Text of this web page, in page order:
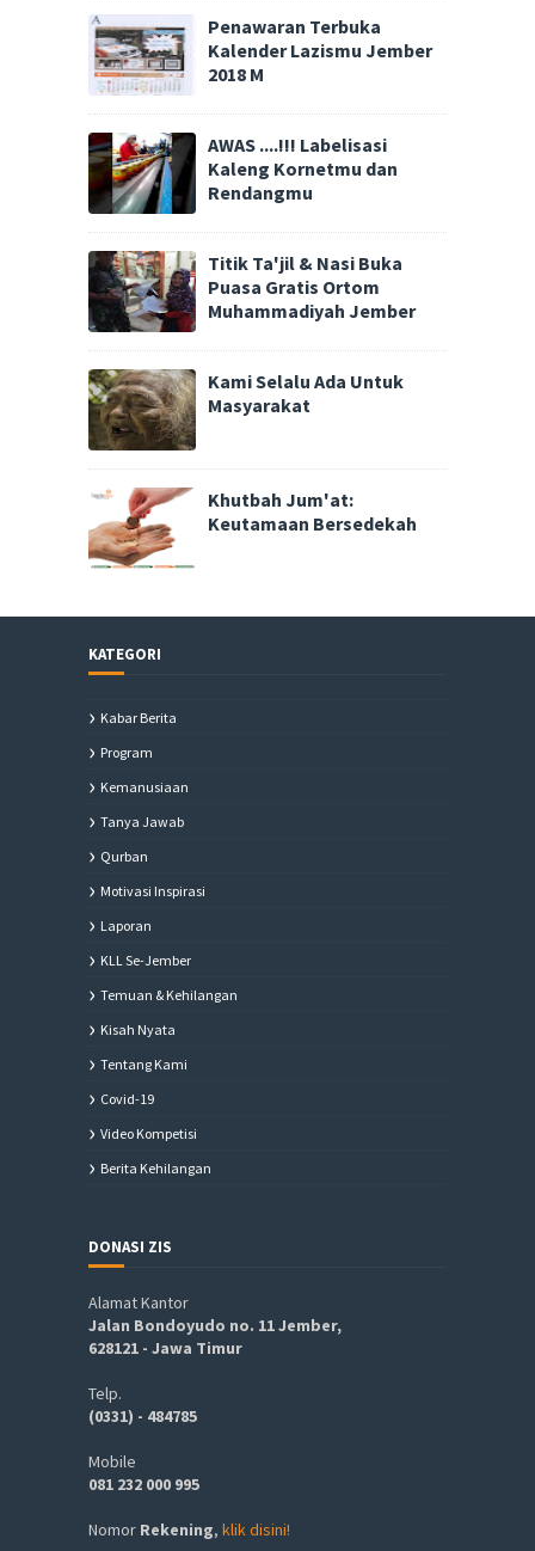
Penawaran Terbuka
Kalender Lazismu Jember
2018 M
AWAS ....!!! Labelisasi
Kaleng Kornetmu dan
Rendangmu
Titik Ta'jil & Nasi Buka
Puasa Gratis Ortom
Muhammadiyah Jember
Kami Selalu Ada Untuk
Masyarakat
Khutbah Jum'at:
Keutamaan Bersedekah
KATEGORI
Kabar Berita
Program
Kemanusiaan
Tanya Jawab
Qurban
Motivasi Inspirasi
Laporan
KLL Se-Jember
Temuan & Kehilangan
Kisah Nyata
Tentang Kami
Covid-19
Video Kompetisi
Berita Kehilangan
DONASI ZIS
Alamat Kantor
Jalan Bondoyudo no. 11 Jember,
628121 - Jawa Timur
Telp.
(0331) - 484785
Mobile
081 232 000 995
Nomor Rekening, klik disini!